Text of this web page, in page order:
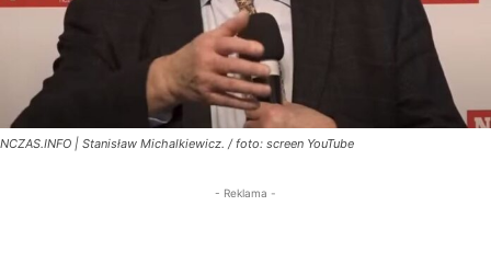
NCZAS.INFO | Stanisław Michalkiewicz. / foto: screen YouTube
- Reklama -